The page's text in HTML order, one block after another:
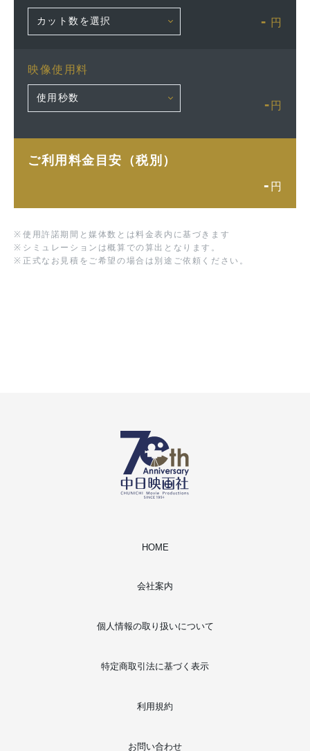
- 円
映像使用料
- 円
ご利用料金目安（税別）
- 円
※ 使用許諾期間と媒体数とは料金表内に基づきます
※ シミュレーションは概算での算出となります。
※ 正式なお見積をご希望の場合は別途ご依頼ください。
HOME
会社案内
個人情報の取り扱いについて
特定商取引法に基づく表示
利用規約
お問い合わせ